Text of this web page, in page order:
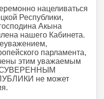
нацеливаться
Республики,
Акына
нашего Кабинета.
парламента,
этим уважаемым
СУВЕРЕННЫМ
не может